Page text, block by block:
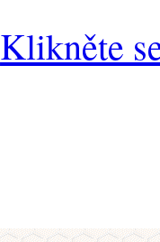
Klikněte